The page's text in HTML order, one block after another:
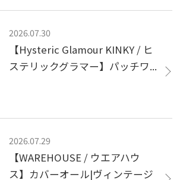
2026.07.30
【Hysteric Glamour KINKY / ヒ
ステリックグラマー】パッチワ...
2026.07.29
【WAREHOUSE / ウエアハウ
ス】カバーオール|ヴィンテージ